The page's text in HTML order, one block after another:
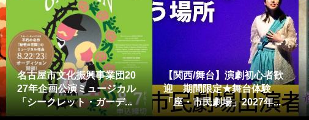
名古屋市文化振興事業団20
27年企画公演ミュージカル
「シークレット・ガーデ...
【関西/舞台】演劇初心者歓
迎 期間限定★舞台体験
「座・市民劇場」2027年...